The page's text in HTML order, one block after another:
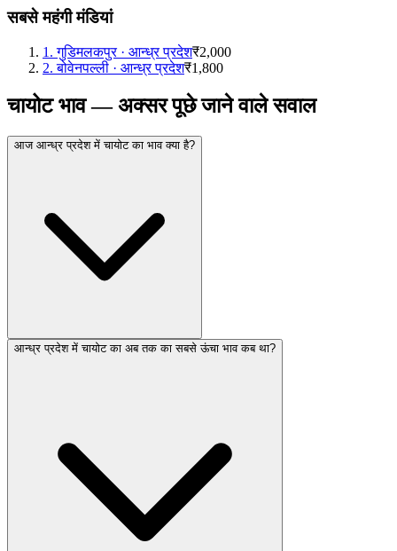
सबसे महंगी मंडियां
1 .गुडिमलकपुर· आन्ध्र प्रदेश₹2,000
2.बोवेनपल्ली · आन्ध्र प्रदेश₹1,800
चायोट भाव — अक्सर पूछे जाने वाले सवाल
आज आन्ध्र प्रदेश में चायोट का भाव क्या है?
आन्ध्र प्रदेश में चायोट का अब तक का सबसे ऊंचा भाव कब था?